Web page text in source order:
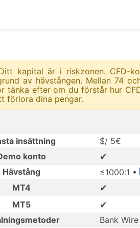
kapital är i riskzonen. CFD-
av hävstången. Mellan 74
tänka efter om du förstår hur
förlora dina pengar.
insättning
$/ 5€
konto
✔
Hävstång ≤1000:1 •
MT4
✔
MT5 ✔
Bank